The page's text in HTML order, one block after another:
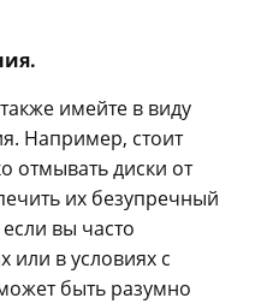
имейте в виду
Например, стоит
отмывать диски от
их безупречный
вы часто
или в условиях с
быть разумно